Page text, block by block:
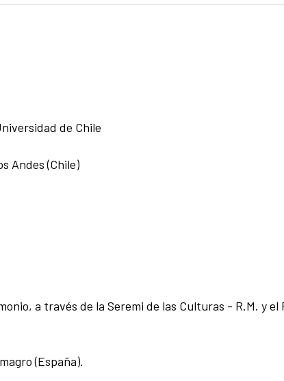
de Chile
Andes (Chile)
a través de la Seremi de las Culturas - R.M. y el
(España).